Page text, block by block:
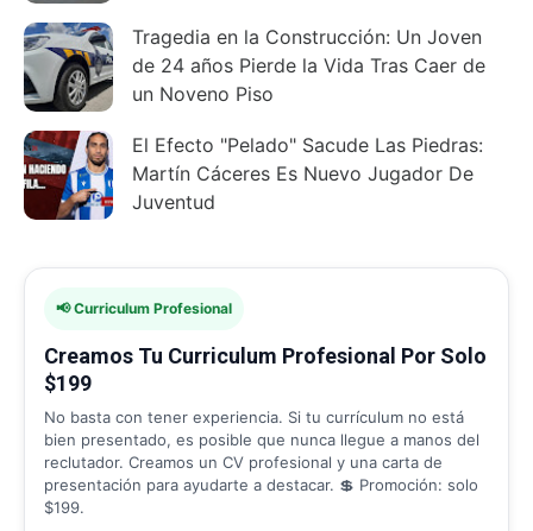
Tragedia en la Construcción: Un Joven
de 24 años Pierde la Vida Tras Caer de
un Noveno Piso
El Efecto "Pelado" Sacude Las Piedras:
Martín Cáceres Es Nuevo Jugador De
Juventud
📢 Curriculum Profesional
Creamos Tu Curriculum Profesional Por Solo
$199
No basta con tener experiencia. Si tu currículum no está
bien presentado, es posible que nunca llegue a manos del
reclutador. Creamos un CV profesional y una carta de
presentación para ayudarte a destacar. 💲 Promoción: solo
$199.